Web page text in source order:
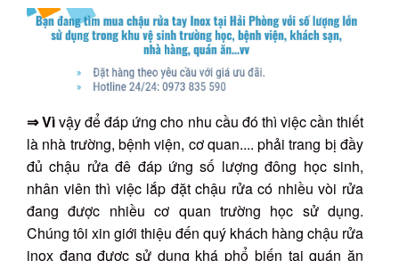
⇒ Vìvậy để đáp ứng cho nhu cầu đó thì việc cần thiết
là nhà trường, bệnh viện, cơ quan.... phải trang bị đầy
đủ chậu rửa đê đáp ứng số lượng đông học sinh,
nhân viên thì việc lắp đặt chậu rửa có nhiều vòi rửa
đang được nhiều cơ quan trường học sử dụng.
Chúng tôi xin giới thiệu đến quý khách hàng chậu rửa
inox đang được sử dụng khá phổ biến tại quán ăn